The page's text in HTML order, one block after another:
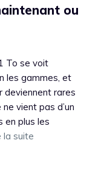
ou
To se voit
les gammes, et
deviennent rares
vient pas d’un
en plus les
la suite